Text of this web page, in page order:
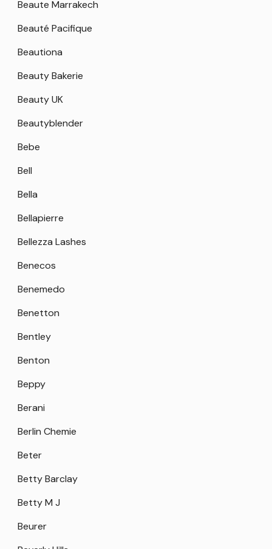
Beaute Marrakech
Beauté Pacifique
Beautiona
Beauty Bakerie
Beauty UK
Beautyblender
Bebe
Bell
Bella
Bellapierre
Bellezza Lashes
Benecos
Benemedo
Benetton
Bentley
Benton
Beppy
Berani
Berlin Chemie
Beter
Betty Barclay
Betty M J
Beurer